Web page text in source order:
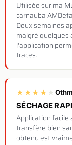
Utilisée sur ma
carnauba
Deux semaines
malgré quelques
l'application
traces.
★★★★★
SÉCHAGE
Application facile
transfère bien
obtenu est